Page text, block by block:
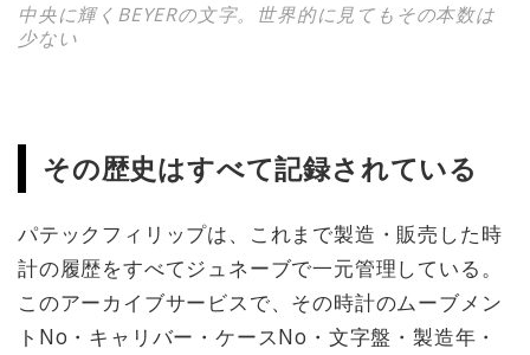
中央に輝くBEYERの文字。世界的に見てもその本数は
少ない
その歴史はすべて記録されている
パテックフィリップは、これまで製造・販売した時
計の履歴をすべてジュネーブで一元管理している。
このアーカイブサービスで、その時計のムーブメン
トNo・キャリバー・ケースNo・文字盤・製造年・